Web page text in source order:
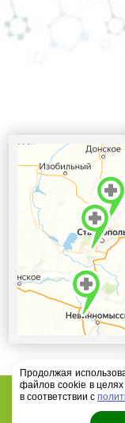
Продолжая
файлов cookie в целях
в соответствии с